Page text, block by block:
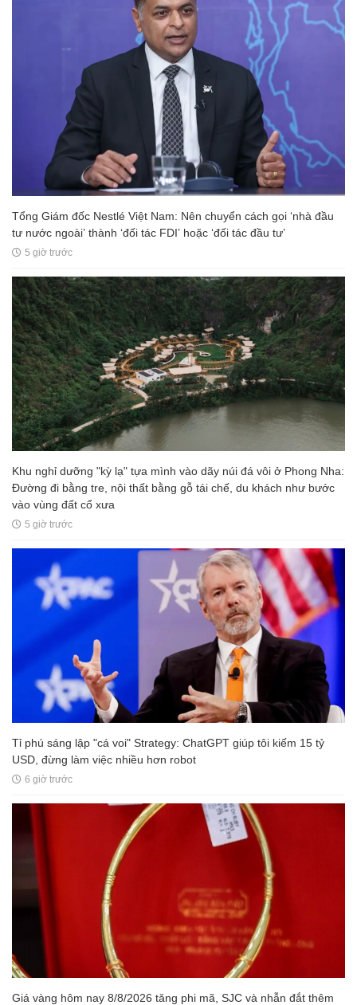
Tổng Giám đốc Nestlé Việt Nam: Nên chuyển cách gọi ‘nhà đầu
tư nước ngoài’ thành ‘đối tác FDI’ hoặc ‘đối tác đầu tư’
5 giờ trước
Khu nghỉ dưỡng "kỳ lạ" tựa mình vào dãy núi đá vôi ở Phong Nha:
Đường đi bằng tre, nội thất bằng gỗ tái chế, du khách như bước
vào vùng đất cổ xưa
5 giờ trước
Tỉ phú sáng lập "cá voi" Strategy: ChatGPT giúp tôi kiếm 15 tỷ
USD, đừng làm việc nhiều hơn robot
6 giờ trước
Giá vàng hôm nay 8/8/2026 tăng phi mã, SJC và nhẫn đắt thêm